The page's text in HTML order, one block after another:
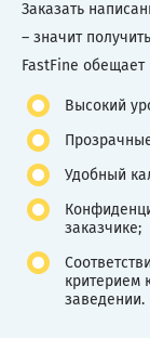
Заказать
– значит
FastFine
Высокий
Удобный
заказчике;
критерием
заведении.